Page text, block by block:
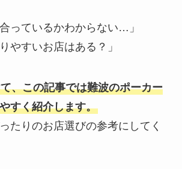
っているかわからない…」
やすいお店はある？」
、この記事では難波のポーカー
すく紹介します。
たりのお店選びの参考にしてく